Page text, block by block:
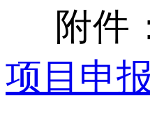
附件
项目申